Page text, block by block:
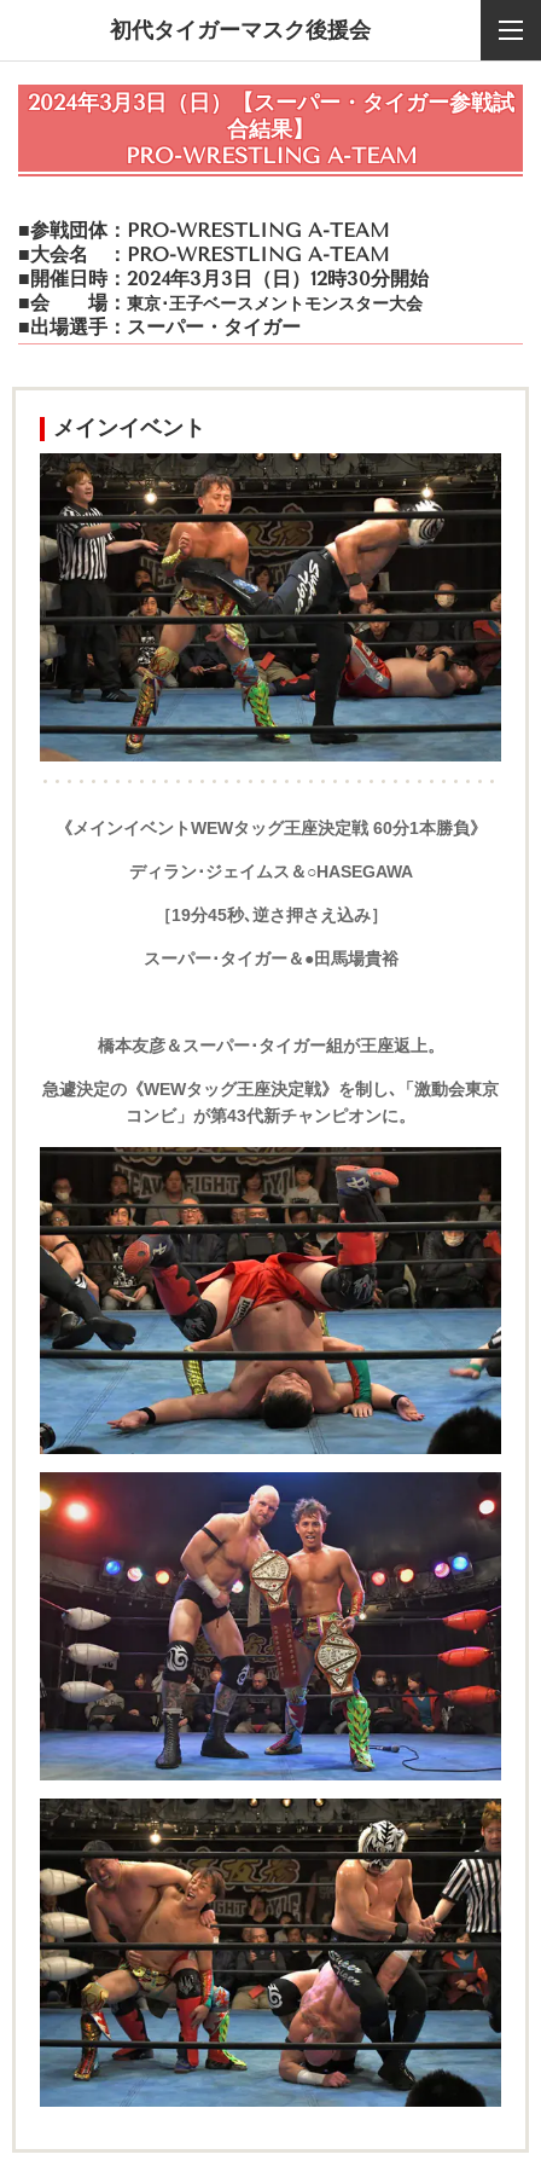
初代タイガーマスク後援会
2024年3月3日（日）
【スーパー・タイガー参戦試
合結果】
PRO-WRESTLING A-TEAM
■参戦団体：PRO-WRESTLING A-TEAM
■大会名 ：PRO-WRESTLING A-TEAM
■開催日時：2024年3月3日（日）12時30分開始
■会 場： 東京･王子ベースメントモンスター大会
■出場選手：スーパー・タイガー
メインイベント
《メインイベントWEWタッグ王座決定戦 60分1本勝負》
ディラン･ジェイムス＆○HASEGAWA
［19分45秒､逆さ押さえ込み］
スーパー･タイガー＆●田馬場貴裕
橋本友彦＆スーパー･タイガー組が王座返上。
急遽決定の《WEWタッグ王座決定戦》を制し､
「激動会東京
コンビ」が第43代新チャンピオンに。